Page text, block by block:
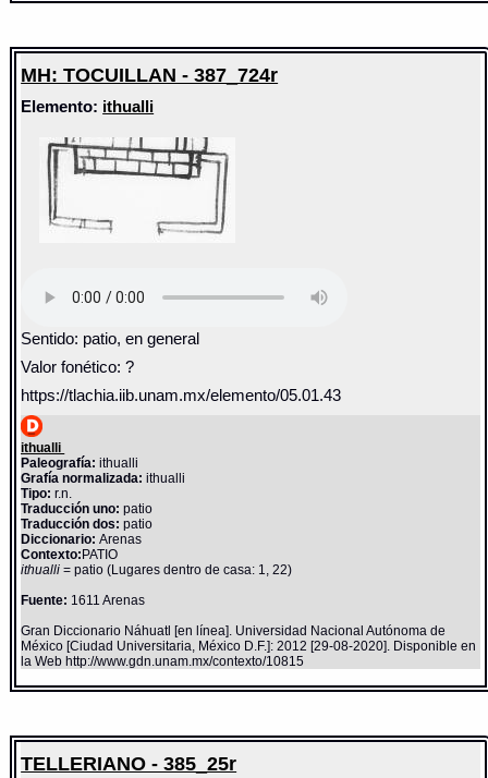
MH: TOCUILLAN - 387_724r
Elemento: ithualli
Sentido: patio, en general
Valor fonético: ?
https://tlachia.iib.unam.mx/elemento/05.01.43
ithualli
Paleografía: ithualli
Grafía normalizada: ithualli
Tipo: r.n.
Traducción uno: patio
Traducción dos: patio
Diccionario:Arenas
Contexto: PATIO
ithualli= patio (Lugares dentro de casa: 1, 22)
Fuente: 1611 Arenas
Gran Diccionario Náhuatl [en línea]. Universidad Nacional Autónoma de
México [Ciudad Universitaria, México D.F.]: 2012 [29-08-2020]. Disponible en
la Web http://www.gdn.unam.mx/contexto/10815
TELLERIANO - 385_25r